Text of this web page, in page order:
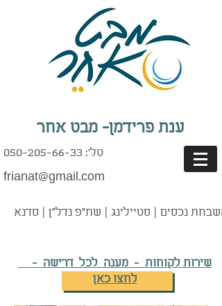
ענת פרידמן- מבט אחר
טל': 050-205-66-33
frianat@gmail.com
נכסים | סטיילינג | שת"פ נדל"ן | סדנא
שירות לקוחות - מענה לכל דרישה -
לחצו כאן